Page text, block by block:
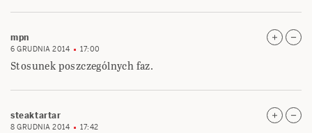
mpn
6 GRUDNIA 2014 17:00
Stosunek poszczególnych faz.
steaktartar
8 GRUDNIA 2014 17:42